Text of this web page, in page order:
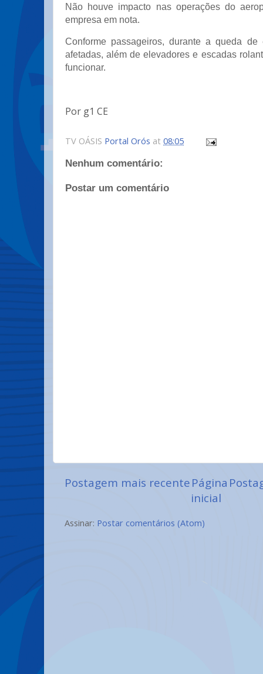
Não houve impacto nas operações do
empresa em nota.
Conforme passageiros, durante a queda de
afetadas, além de elevadores e escadas
funcionar.
Por g1 CE
TV OÁSIS Portal Orós at 08:05
Nenhum comentário:
Postar um comentário
Postagem mais recentePágina
inicial
Assinar: Postar comentários (Atom)